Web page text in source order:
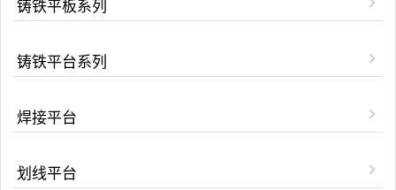
铸铁平板系列
铸铁平台系列
焊接平台
划线平台